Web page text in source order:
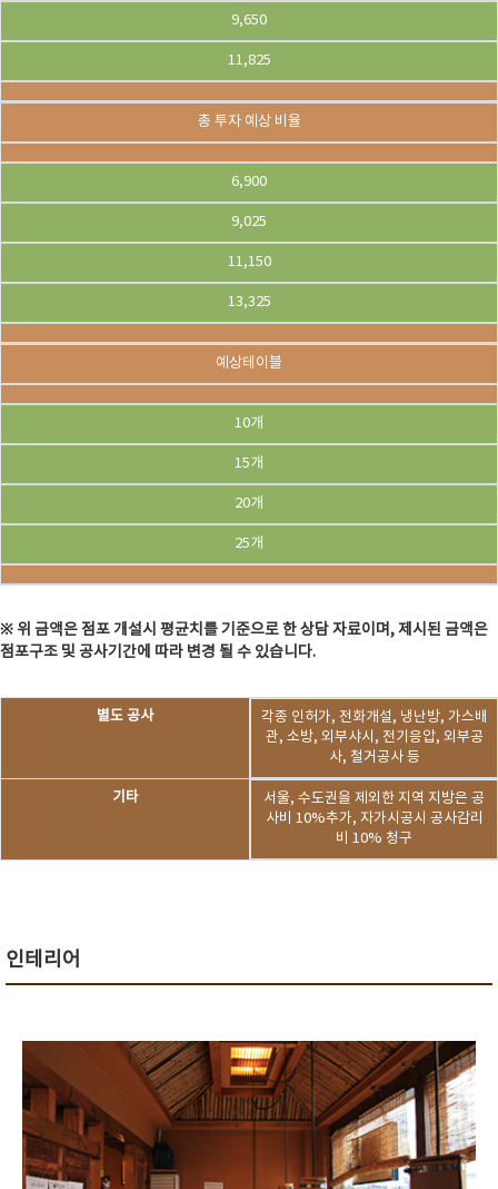
9,650
11,825
총 투자 예상 비율
6,900
9,025
11,150
13,325
예상테이블
10개
15개
20개
25개
※ 위 금액은 점포 개설시 평균치를 기준으로 한 상담 자료이며, 제시된 금액은
점포구조 및 공사기간에 따라 변경 될 수 있습니다.
별도 공사
각종 인허가, 전화개설, 냉난방, 가스배
관, 소방, 외부샤시, 전기응압, 외부공
사, 철거공사 등
기타
서울, 수도권을 제외한 지역 지방은 공
사비 10%추가, 자가시공시 공사감리
비 10% 청구
인테리어